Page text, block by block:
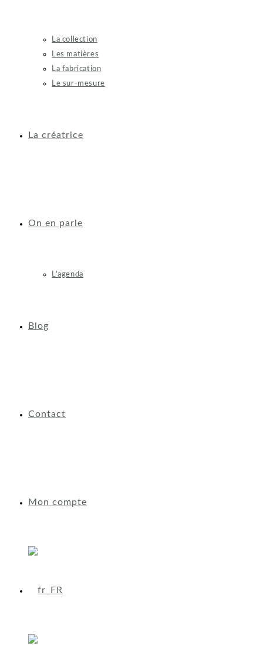
La collection
Les matières
La fabrication
Le sur-mesure
La créatrice
On en parle
L’agenda
Blog
Contact
Mon compte